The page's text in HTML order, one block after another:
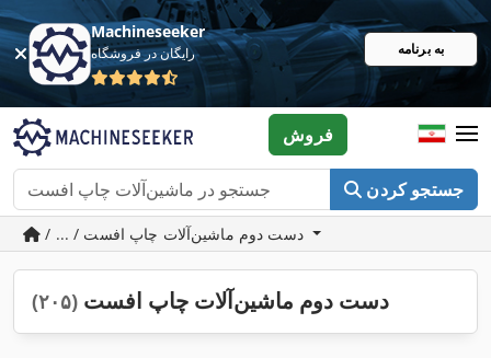
Machineseeker
رایگان در فروشگاه به برنامه
جستجو کردن
فروش
/ ... / دست دوم ماشین‌آلات چاپ افست
دست دوم ماشین‌آلات چاپ افست (۲۰۵)